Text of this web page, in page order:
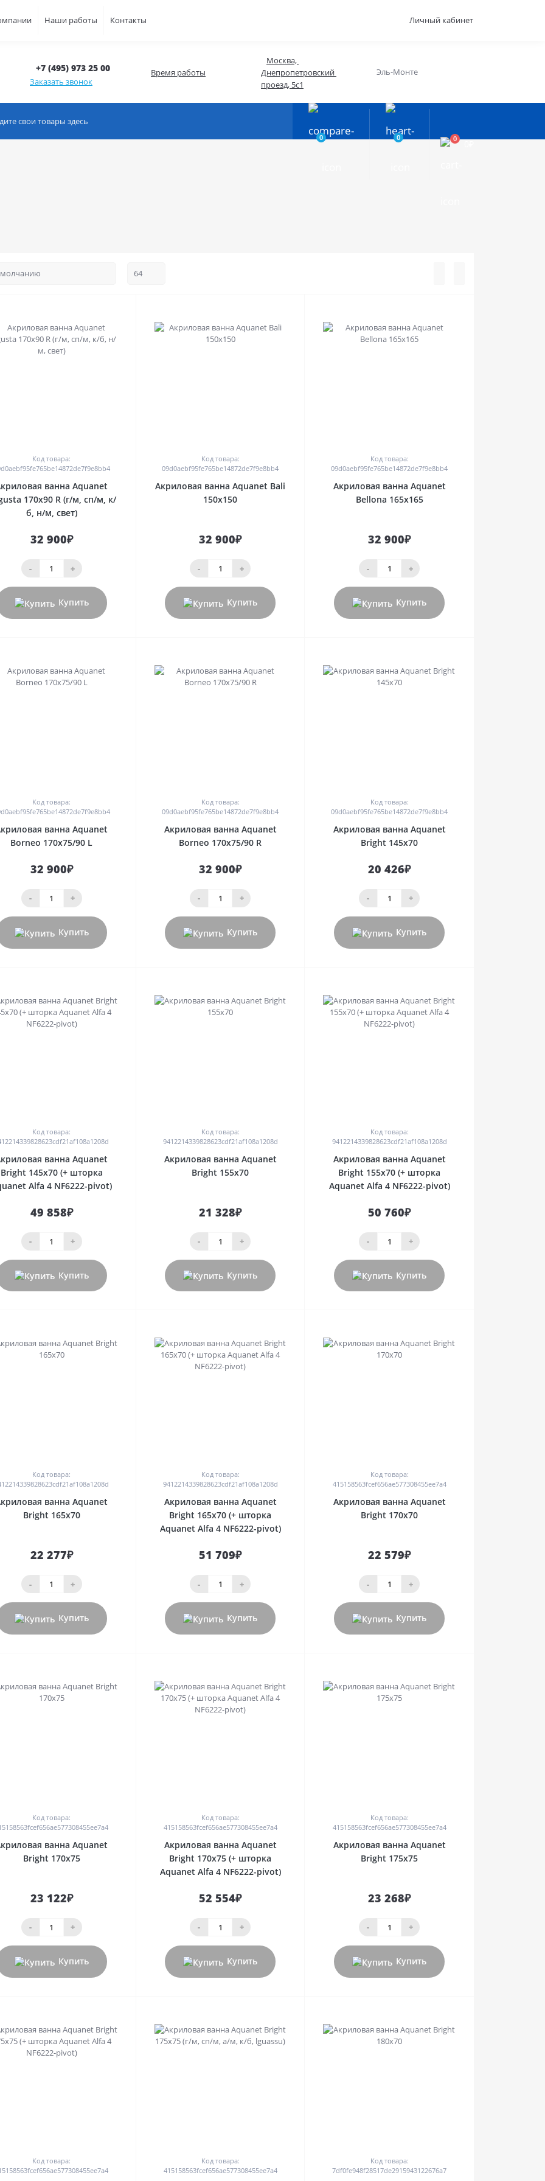
Наши работы Контакты Личный кабинет
+7 (495) 973 25 00
Заказать звонок
Время работы
Москва,
Днепропетровский
проезд, 5с1
Эль-Монте
0 0 0
Код товара:
ванна Aquanet
170x90 R (г/м, сп/м, к/
б, н/м, свет)
32 900₽
- +
Купить
Код товара:
09d0aebf95fe765be14872de7f9e8bb4
Акриловая ванна Aquanet Bali
150x150
32 900₽
- +
Купить
Код товара:
09d0aebf95fe765be14872de7f9e8bb4
Акриловая ванна Aquanet
Bellona 165x165
32 900₽
- +
Купить
Код товара:
ванна Aquanet
Borneo 170x75/90 L
32 900₽
- +
Купить
Код товара:
09d0aebf95fe765be14872de7f9e8bb4
Акриловая ванна Aquanet
Borneo 170x75/90 R
32 900₽
- +
Купить
Код товара:
09d0aebf95fe765be14872de7f9e8bb4
Акриловая ванна Aquanet
Bright 145x70
20 426₽
- +
Купить
Код товара:
ванна Aquanet
Bright 145x70 (+ шторка
Alfa 4 NF6222-pivot)
49 858₽
- +
Купить
Код товара:
9412214339828623cdf21af108a1208d
Акриловая ванна Aquanet
Bright 155x70
21 328₽
- +
Купить
Код товара:
9412214339828623cdf21af108a1208d
Акриловая ванна Aquanet
Bright 155x70 (+ шторка
Aquanet Alfa 4 NF6222-pivot)
50 760₽
- +
Купить
Код товара:
ванна Aquanet
Bright 165x70
22 277₽
- +
Купить
Код товара:
9412214339828623cdf21af108a1208d
Акриловая ванна Aquanet
Bright 165x70 (+ шторка
Aquanet Alfa 4 NF6222-pivot)
51 709₽
- +
Купить
Код товара:
415158563fcef656ae577308455ee7a4
Акриловая ванна Aquanet
Bright 170x70
22 579₽
- +
Купить
Код товара:
ванна Aquanet
Bright 170x75
23 122₽
- +
Купить
Код товара:
415158563fcef656ae577308455ee7a4
Акриловая ванна Aquanet
Bright 170x75 (+ шторка
Aquanet Alfa 4 NF6222-pivot)
52 554₽
- +
Купить
Код товара:
415158563fcef656ae577308455ee7a4
Акриловая ванна Aquanet
Bright 175x75
23 268₽
- +
Купить
Код товара:
Код товара:
415158563fcef656ae577308455ee7a4
Код товара:
7df0fe948f28517de2915943122676a7